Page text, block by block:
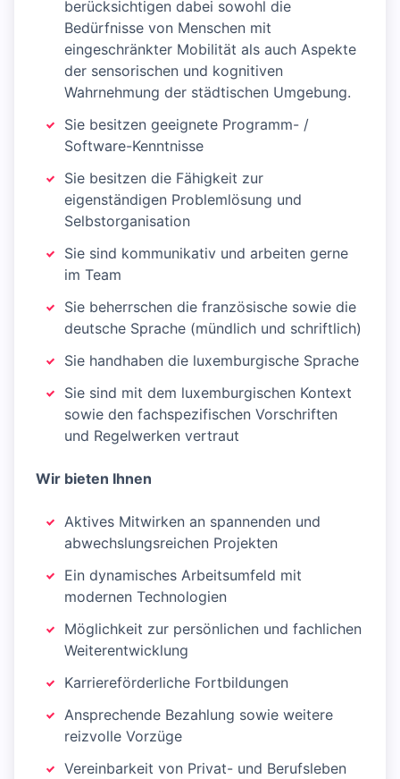
berücksichtigen dabei sowohl die
Bedürfnisse von Menschen mit
eingeschränkter Mobilität als auch Aspekte
der sensorischen und kognitiven
Wahrnehmung der städtischen Umgebung.
Sie besitzen geeignete Programm- /
Software-Kenntnisse
Sie besitzen die Fähigkeit zur
eigenständigen Problemlösung und
Selbstorganisation
Sie sind kommunikativ und arbeiten gerne
im Team
Sie beherrschen die französische sowie die
deutsche Sprache (mündlich und schriftlich)
Sie handhaben die luxemburgische Sprache
Sie sind mit dem luxemburgischen Kontext
sowie den fachspezifischen Vorschriften
und Regelwerken vertraut
Wir bieten Ihnen
Aktives Mitwirken an spannenden und
abwechslungsreichen Projekten
Ein dynamisches Arbeitsumfeld mit
modernen Technologien
Möglichkeit zur persönlichen und fachlichen
Weiterentwicklung
Karriereförderliche Fortbildungen
Ansprechende Bezahlung sowie weitere
reizvolle Vorzüge
Vereinbarkeit von Privat- und Berufsleben